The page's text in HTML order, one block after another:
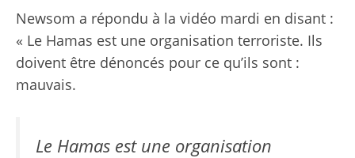
Newsom a répondu à la vidéo mardi en disant :
« Le Hamas est une organisation terroriste. Ils
doivent être dénoncés pour ce qu’ils sont :
mauvais.
Le Hamas est une organisation